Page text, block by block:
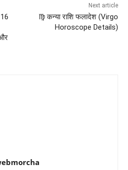
Next article
♍ कन्या राशि फलादेश (Virgo
Horoscope Details)